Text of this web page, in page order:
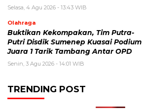
Selasa, 4 Agu 2026 - 13:43 WIB
Olahraga
Buktikan Kekompakan, Tim Putra-
Putri Disdik Sumenep Kuasai Podium
Juara 1 Tarik Tambang Antar OPD
Senin, 3 Agu 2026 - 14:01 WIB
TRENDING POST